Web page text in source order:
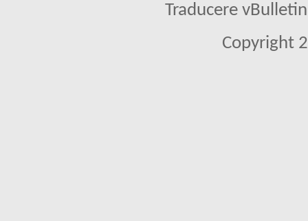
Traducere
Copyright